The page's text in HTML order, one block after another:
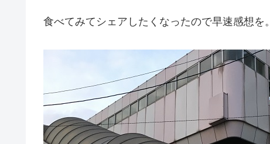
食べてみてシェアしたくなったので早速感想を。